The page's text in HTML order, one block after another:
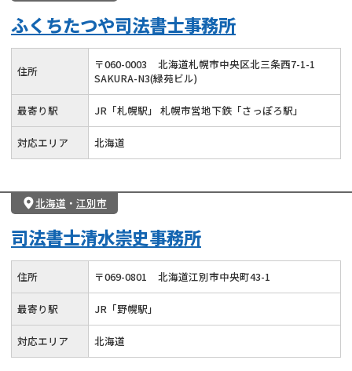
ふくちたつや司法書士事務所
住所 〒060-0003
北海道札幌市中央区北三条西7-1-1
SAKURA-N3(緑苑ビル)
最寄り駅 JR「札幌駅」 札幌市営地下鉄「さっぽろ駅」
対応エリア 北海道
北海道 ・ 江別市
司法書士清水崇史事務所
住所 〒069-0801 北海道江別市中央町43-1
最寄り駅 JR「野幌駅」
対応エリア 北海道